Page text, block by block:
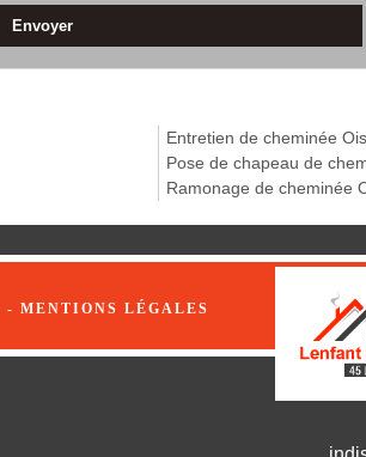
Entretien de cheminée
Pose de chapeau de
Ramonage de cheminée
- MENTIONS LÉGALES